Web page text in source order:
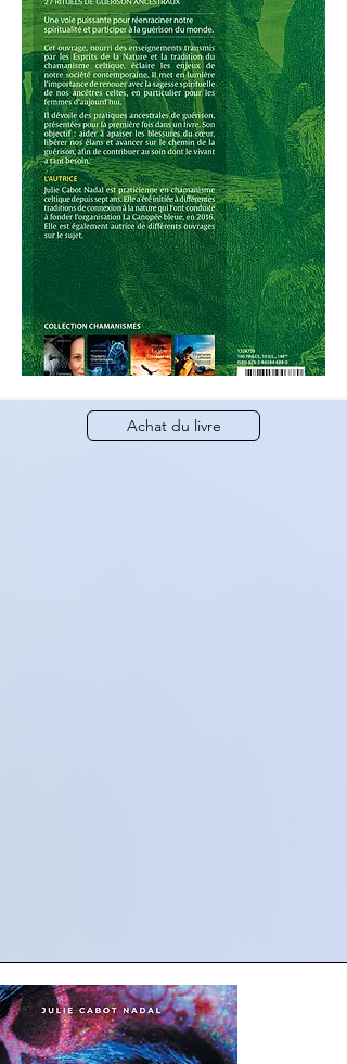
Achat du livre